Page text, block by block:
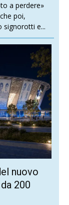
a perdere»
poi,
signorotti e...
nuovo
200